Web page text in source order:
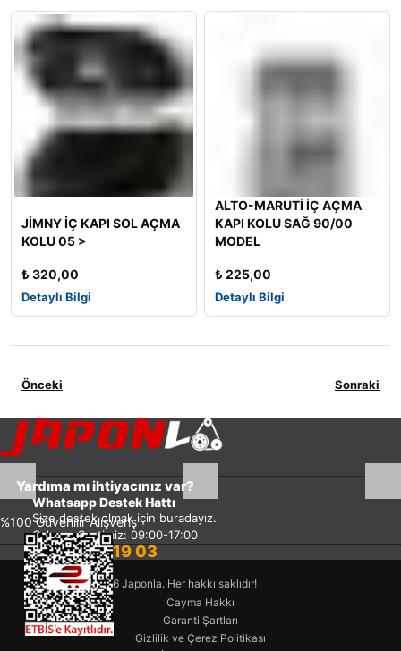
JİMNY İÇ KAPI SOL AÇMA
KOLU 05 >
₺320,00
Detaylı Bilgi
ALTO-MARUTİ İÇ AÇMA
KAPI KOLU SAĞ 90/00
MODEL
₺225,00
Detaylı Bilgi
Önceki Sonraki
%100 Güvenilir Alışveriş
Yardıma mı ihtiyacınız var?
Whatsapp Destek Hattı
Size destek olmak için buradayız.
Çalışma Saatimiz: 09:00-17:00
0533 351 19 03
© 2026 Japonla. Her hakkı saklıdır!
Cayma Hakkı
Garanti Şartları
Gizlilik ve Çerez Politikası